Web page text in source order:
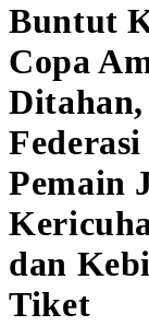
Buntut
Copa
Ditahan,
Pemain
dan
Tiket